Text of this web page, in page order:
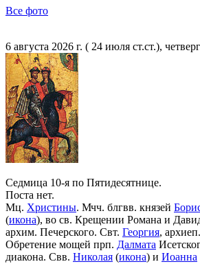
Все фото
6 августа 2026 г. ( 24 июля ст.ст.),
Седмица 10-я по Пятидесятнице.
Поста нет.
Мц. Христины. Мчч. блгвв. князей
(икона), во св. Крещении Романа и
архим. Печерского. Свт. Георгия,
Обретение мощей прп. Далмата
диакона. Свв. Николая (икона) и Иоанна